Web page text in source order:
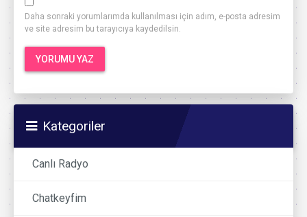
Daha sonraki yorumlarımda kullanılması için adım, e-posta adresim
ve site adresim bu tarayıcıya kaydedilsin.
Kategoriler
Canlı Radyo
Chatkeyfim